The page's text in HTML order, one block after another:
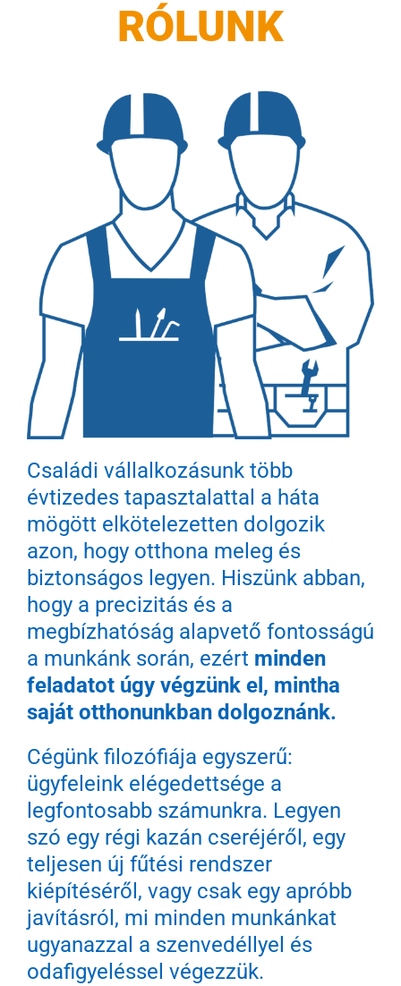
RÓLUNK
Családi vállalkozásunk több
évtizedes tapasztalattal a háta
mögött elkötelezetten dolgozik
azon, hogy otthona meleg és
biztonságos legyen. Hiszünk abban,
hogy a precizitás és a
megbízhatóság alapvető fontosságú
a munkánk során, ezért minden
feladatot úgy végzünk el, mintha
saját otthonunkban dolgoznánk.
Cégünk filozófiája egyszerű:
ügyfeleink elégedettsége a
legfontosabb számunkra. Legyen
szó egy régi kazán cseréjéről, egy
teljesen új fűtési rendszer
kiépítéséről, vagy csak egy apróbb
javításról, mi minden munkánkat
ugyanazzal a szenvedéllyel és
odafigyeléssel végezzük.